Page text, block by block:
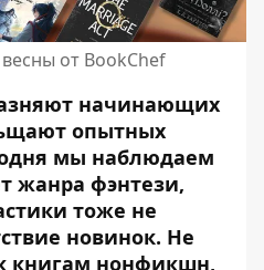
от BookChef
начинающих
опытных
мы наблюдаем
жанра фэнтези,
тоже не
новинок. Не
книгам нонфикшн,